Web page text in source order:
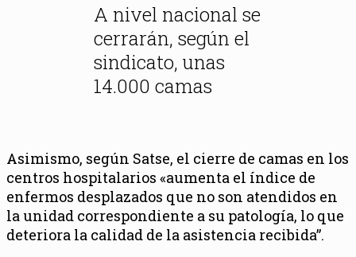
A nivel nacional se
cerrarán, según el
sindicato, unas
14.000 camas
Asimismo, según Satse, el cierre de camas en los
centros hospitalarios «aumenta el índice de
enfermos desplazados que no son atendidos en
la unidad correspondiente a su patología, lo que
deteriora la calidad de la asistencia recibida”.